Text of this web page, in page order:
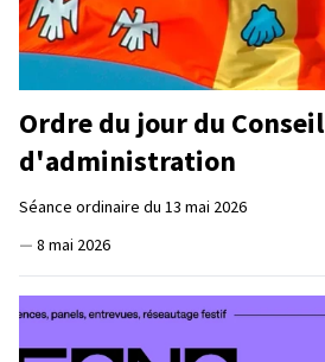
Ordre du jour du Conseil
d'administration
Séance ordinaire du 13 mai 2026
— 8 mai 2026